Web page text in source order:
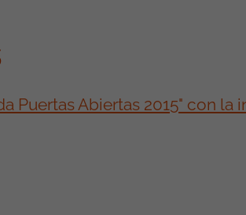
Puertas Abiertas 2015" con